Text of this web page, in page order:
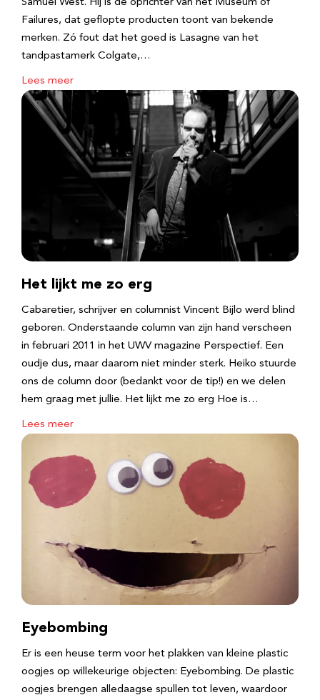
Samuel West. Hij is de oprichter van het Museum of
Failures, dat geflopte producten toont van bekende
merken. Zó fout dat het goed is Lasagne van het
tandpastamerk Colgate,…
Lees meer
Het lijkt me zo erg
Cabaretier, schrijver en columnist Vincent Bijlo werd blind
geboren. Onderstaande column van zijn hand verscheen
in februari 2011 in het UWV magazine Perspectief. Een
oudje dus, maar daarom niet minder sterk. Heiko stuurde
ons de column door (bedankt voor de tip!) en we delen
hem graag met jullie. Het lijkt me zo erg Hoe is…
Lees meer
Eyebombing
Er is een heuse term voor het plakken van kleine plastic
oogjes op willekeurige objecten: Eyebombing. De plastic
oogjes brengen alledaagse spullen tot leven, waardoor